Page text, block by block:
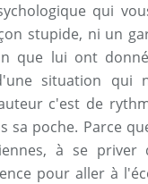
qui
stupide, ni un
que lui ont
situation qui
c'est de
sa poche. Parce
à se
pour aller à